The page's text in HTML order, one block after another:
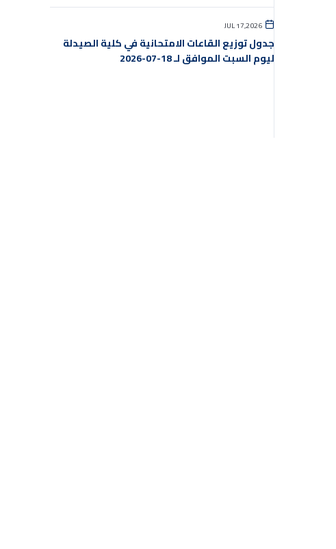
JUL 17,2026
جدول توزيع القاعات الامتحانية في كلية الصيدلة
ليوم السبت الموافق لـ 18-07-2026